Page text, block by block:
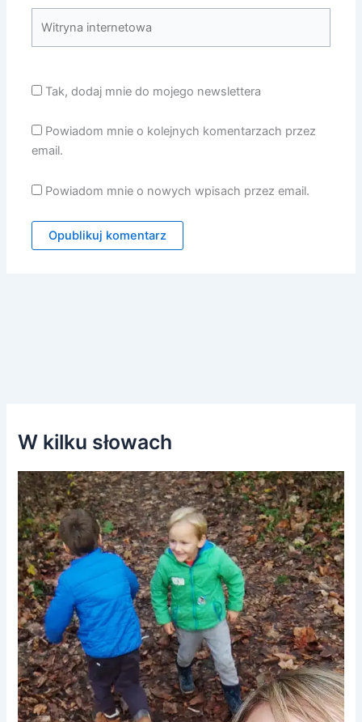
internetowa
Tak, dodaj mnie do mojego newslettera
Powiadom mnie o kolejnych komentarzach przez
email.
Powiadom mnie o nowych wpisach przez email.
W kilku słowach